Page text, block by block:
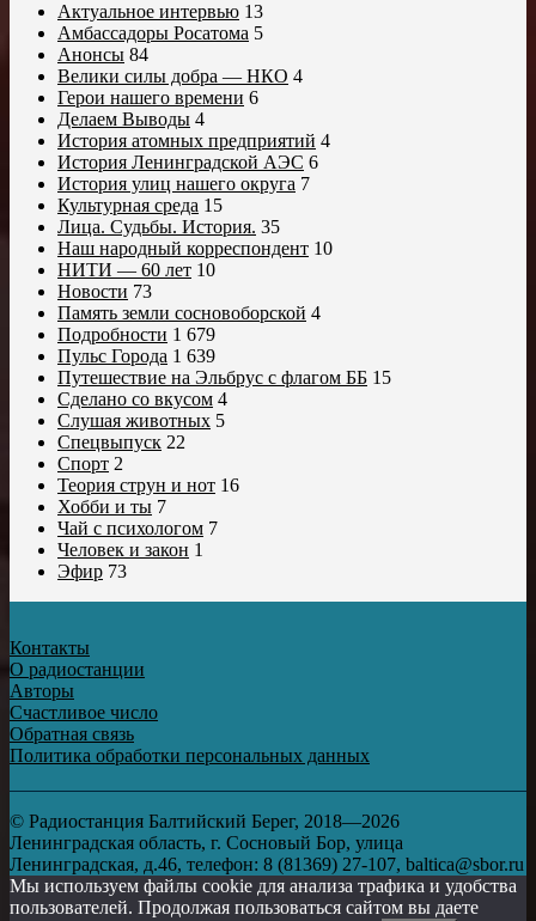
Актуальное интервью 13
Амбассадоры Росатома 5
Анонсы 84
Велики силы добра — НКО 4
Герои нашего времени 6
Делаем Выводы 4
История атомных предприятий 4
История Ленинградской АЭС 6
История улиц нашего округа 7
Культурная среда 15
Лица. Судьбы. История. 35
Наш народный корреспондент 10
НИТИ — 60 лет 10
Новости 73
Память земли сосновоборской 4
Подробности 1 679
Пульс Города 1 639
Путешествие на Эльбрус с флагом ББ 15
Сделано со вкусом 4
Слушая животных 5
Спецвыпуск 22
Спорт 2
Теория струн и нот 16
Хобби и ты 7
Чай с психологом 7
Человек и закон 1
Эфир 73
Контакты
О радиостанции
Авторы
Счастливое число
Обратная связь
Политика обработки персональных данных
© Радиостанция Балтийский Берег, 2018—2026
Ленинградская область, г. Сосновый Бор, улица
Ленинградская, д.46, телефон: 8 (81369) 27-107, baltica@sbor.ru
Мы используем файлы cookie для анализа трафика и удобства
пользователей. Продолжая пользоваться сайтом вы даете